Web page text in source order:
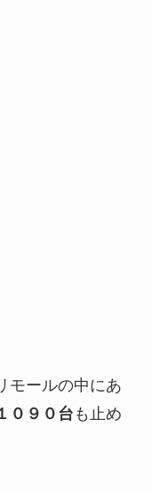
モールの中にあ
０９０台も止め